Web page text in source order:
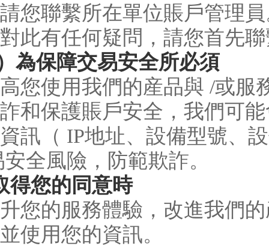
您聯繫所在單位賬戶管理
此有任何疑問，請您首先
為保障交易安全所必須
您使用我們的産品與 /或服
和保護賬戶安全，我們可
訊（ IP地址、設備型號、
全風險，防範欺詐。
得您的同意時
您的服務體驗，改進我們
使用您的資訊。